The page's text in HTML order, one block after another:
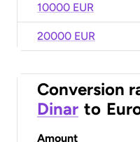
10000 EUR
20000 EUR
Conversion
Dinar to
Amount